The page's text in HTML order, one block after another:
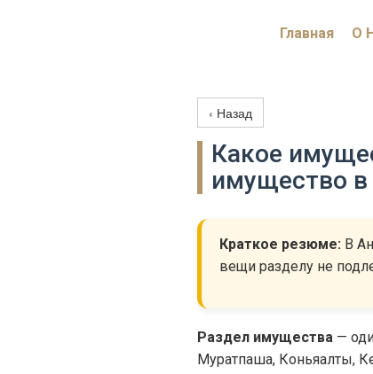
Главная О
‹ Назад
Какое
имущество
Краткое резюме: В
вещи разделу не
Раздел имущества —
Муратпаша, Коньяалты,